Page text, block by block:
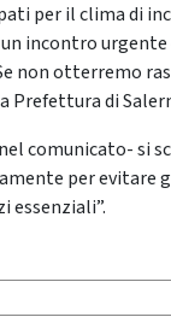
per il clima di
incontro
non otterremo
di
comunicato- si
per evitare
essenziali”.